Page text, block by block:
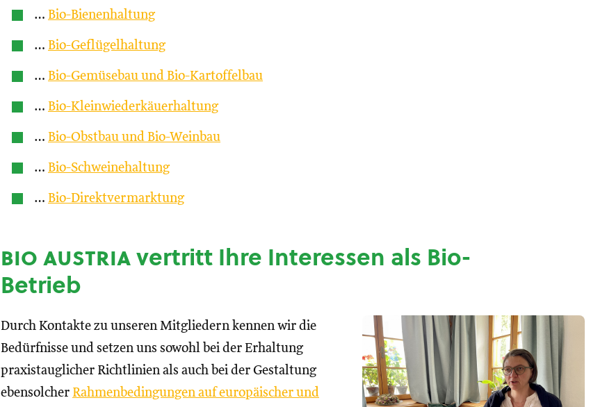
… Bio-Bienenhaltung
… Bio-Geflügelhaltung
… Bio-Gemüsebau und Bio-Kartoffelbau
… Bio-Kleinwiederkäuerhaltung
… Bio-Obstbau und Bio-Weinbau
… Bio-Schweinehaltung
… Bio-Direktvermarktung
bio austriavertritt Ihre Interessen als Bio-
Betrieb
Durch Kontakte zu unseren Mitgliedern kennen wir die
Bedürfnisse und setzen uns sowohl bei der Erhaltung
praxistauglicher Richtlinien als auch bei der Gestaltung
ebensolcher Rahmenbedingungen auf europäischer und